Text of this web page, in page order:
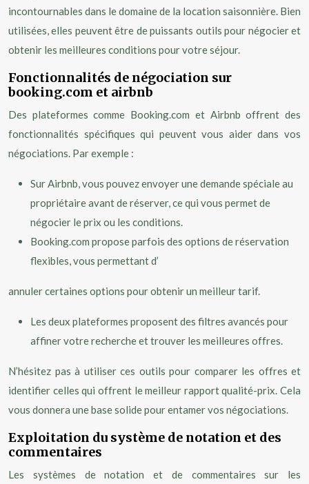
incontournables dans le domaine de la location saisonnière. Bien
utilisées, elles peuvent être de puissants outils pour négocier et
obtenir les meilleures conditions pour votre séjour.
Fonctionnalités de négociation sur
booking.com et airbnb
Des plateformes comme Booking.com et Airbnb offrent des
fonctionnalités spécifiques qui peuvent vous aider dans vos
négociations. Par exemple :
Sur Airbnb, vous pouvez envoyer une demande spéciale au
propriétaire avant de réserver, ce qui vous permet de
négocier le prix ou les conditions.
Booking.com propose parfois des options de réservation
flexibles, vous permettant d’
annuler certaines options pour obtenir un meilleur tarif.
Les deux plateformes proposent des filtres avancés pour
affiner votre recherche et trouver les meilleures offres.
N’hésitez pas à utiliser ces outils pour comparer les offres et
identifier celles qui offrent le meilleur rapport qualité-prix. Cela
vous donnera une base solide pour entamer vos négociations.
Exploitation du système de notation et des
commentaires
Les systèmes de notation et de commentaires sur les